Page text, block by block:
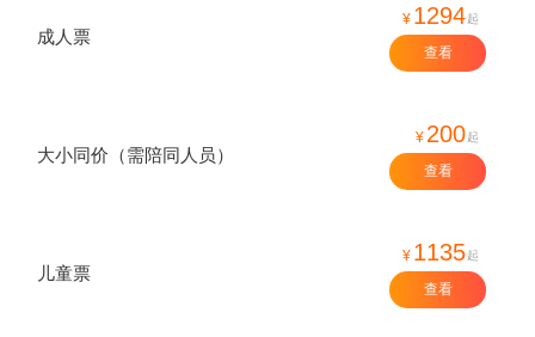
成人票
¥ 1294起
查看
大小同价（需陪同人员）
¥ 200起
查看
儿童票
¥ 1135起
查看